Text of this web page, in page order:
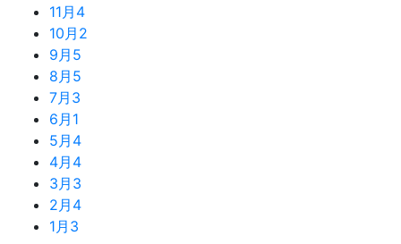
11月 4
10月 2
9月 5
8月 5
7月 3
6月 1
5月 4
4月 4
3月 3
2月 4
1月 3